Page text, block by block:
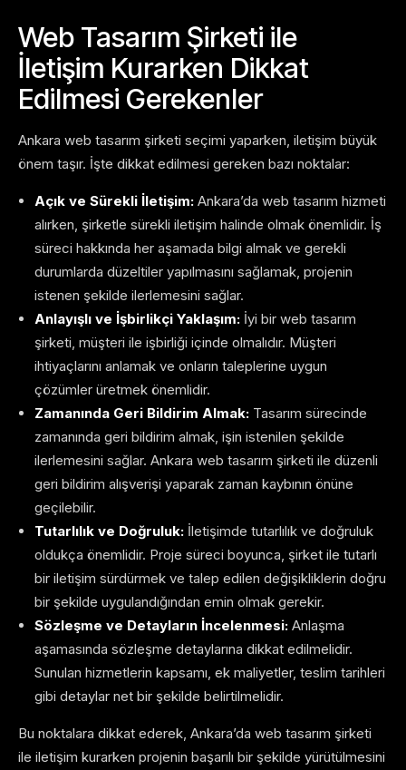
Web Tasarım Şirketi ile
İletişim Kurarken Dikkat
Edilmesi Gerekenler
Ankara web tasarım şirketi seçimi yaparken, iletişim büyük
önem taşır. İşte dikkat edilmesi gereken bazı noktalar:
Açık ve Sürekli İletişim: Ankara’da web tasarım hizmeti
alırken, şirketle sürekli iletişim halinde olmak önemlidir. İş
süreci hakkında her aşamada bilgi almak ve gerekli
durumlarda düzeltiler yapılmasını sağlamak, projenin
istenen şekilde ilerlemesini sağlar.
Anlayışlı ve İşbirlikçi Yaklaşım: İyi bir web tasarım
şirketi, müşteri ile işbirliği içinde olmalıdır. Müşteri
ihtiyaçlarını anlamak ve onların taleplerine uygun
çözümler üretmek önemlidir.
Zamanında Geri Bildirim Almak: Tasarım sürecinde
zamanında geri bildirim almak, işin istenilen şekilde
ilerlemesini sağlar. Ankara web tasarım şirketi ile düzenli
geri bildirim alışverişi yaparak zaman kaybının önüne
geçilebilir.
Tutarlılık ve Doğruluk: İletişimde tutarlılık ve doğruluk
oldukça önemlidir. Proje süreci boyunca, şirket ile tutarlı
bir iletişim sürdürmek ve talep edilen değişikliklerin doğru
bir şekilde uygulandığından emin olmak gerekir.
Sözleşme ve Detayların İncelenmesi: Anlaşma
aşamasında sözleşme detaylarına dikkat edilmelidir.
Sunulan hizmetlerin kapsamı, ek maliyetler, teslim tarihleri
gibi detaylar net bir şekilde belirtilmelidir.
Bu noktalara dikkat ederek, Ankara’da web tasarım şirketi
ile iletişim kurarken projenin başarılı bir şekilde yürütülmesini